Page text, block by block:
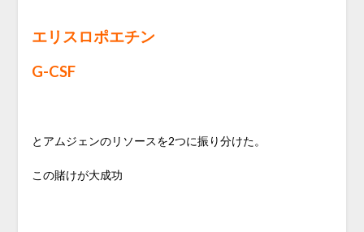
エリスロポエチン
G-CSF
とアムジェンのリソースを2つに振り分けた。
この賭けが大成功